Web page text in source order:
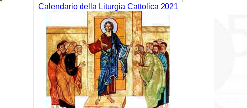
Calendario della Liturgia Cattolica 2021